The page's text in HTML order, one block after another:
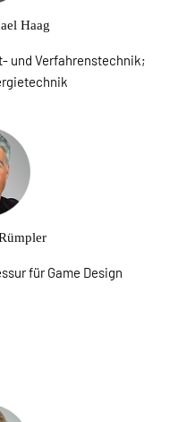
Haag
und Verfahrenstechnik;
für Game Design